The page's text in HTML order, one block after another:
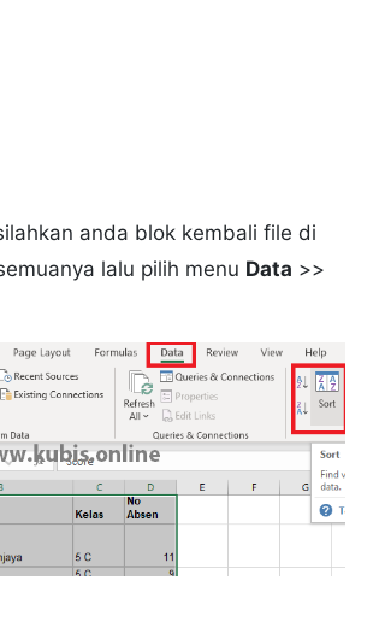
anda blok kembali file di
lalu pilih menu Data >>